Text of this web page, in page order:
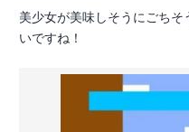
美少女が美味しそうにごち
いですね！